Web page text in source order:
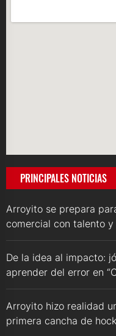
PRINCIPALES NOTICIAS
Arroyito se prepara
comercial con talento
De la idea al impacto:
aprender del error en
Arroyito hizo realidad
primera cancha de